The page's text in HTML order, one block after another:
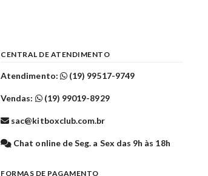
CENTRAL DE ATENDIMENTO
Atendimento: (19) 99517-9749
Vendas: (19) 99019-8929
sac@kitboxclub.com.br
Chat online de Seg. a Sex das 9h às 18h
FORMAS DE PAGAMENTO